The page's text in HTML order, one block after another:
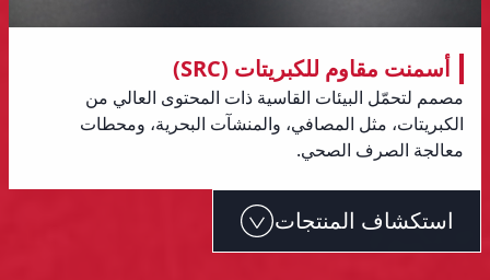
أسمنت مقاوم للكبريتات (SRC)
مصمم لتحمّل البيئات القاسية ذات المحتوى العالي من
الكبريتات، مثل المصافي، والمنشآت البحرية، ومحطات
معالجة الصرف الصحي.
استكشاف المنتجات